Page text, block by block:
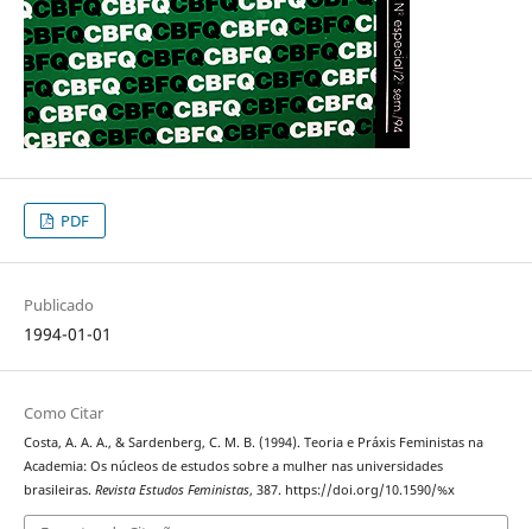
PDF
Publicado
1994-01-01
Como Citar
Costa, A. A. A., & Sardenberg, C. M. B. (1994). Teoria e Práxis Feministas na
Academia: Os núcleos de estudos sobre a mulher nas universidades
brasileiras. Revista Estudos Feministas, 387. https://doi.org/10.1590/%x